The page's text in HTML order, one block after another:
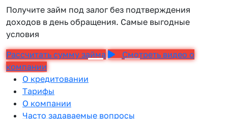
Получите займ под залог без подтверждения
доходов в день обращения. Самые выгодные
условия
Рассчитать сумму займа
Смотреть видео о
компании
О кредитовании
Тарифы
О компании
Часто задаваемые вопросы